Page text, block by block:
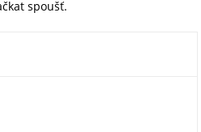
spoušť.